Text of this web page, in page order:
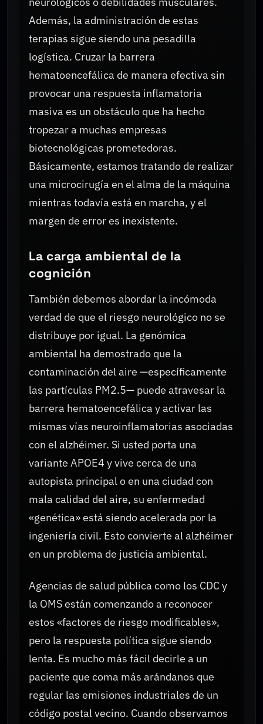
Además, la administración de estas
terapias sigue siendo una pesadilla
logística. Cruzar la barrera
hematoencefálica de manera efectiva sin
provocar una respuesta inflamatoria
masiva es un obstáculo que ha hecho
tropezar a muchas empresas
biotecnológicas prometedoras.
Básicamente, estamos tratando de realizar
una microcirugía en el alma de la máquina
mientras todavía está en marcha, y el
margen de error es inexistente.
La carga ambiental de la
cognición
También debemos abordar la incómoda
verdad de que el riesgo neurológico no se
distribuye por igual. La genómica
ambiental ha demostrado que la
contaminación del aire —específicamente
las partículas PM2.5— puede atravesar la
barrera hematoencefálica y activar las
mismas vías neuroinflamatorias asociadas
con el alzhéimer. Si usted porta una
variante APOE4 y vive cerca de una
autopista principal o en una ciudad con
mala calidad del aire, su enfermedad
«genética» está siendo acelerada por la
ingeniería civil. Esto convierte al alzhéimer
en un problema de justicia ambiental.
Agencias de salud pública como los CDC y
la OMS están comenzando a reconocer
estos «factores de riesgo modificables»,
pero la respuesta política sigue siendo
lenta. Es mucho más fácil decirle a un
paciente que coma más arándanos que
regular las emisiones industriales de un
código postal vecino. Cuando observamos